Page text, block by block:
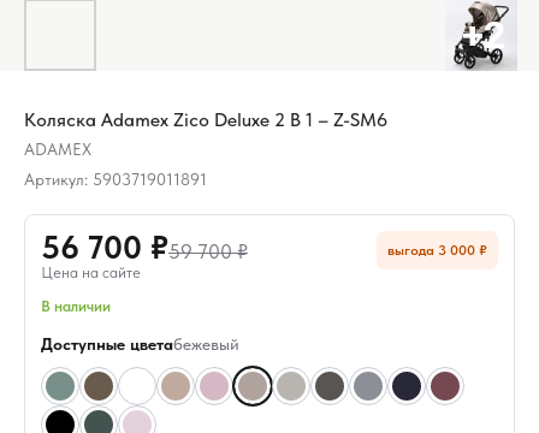
Коляска Adamex Zico Deluxe 2 В 1 – Z-SM6
ADAMEX
Артикул: 5903719011891
56 700 ₽59 700 ₽
Цена на сайте
выгода 3 000 ₽
В наличии
Доступные цветабежевый